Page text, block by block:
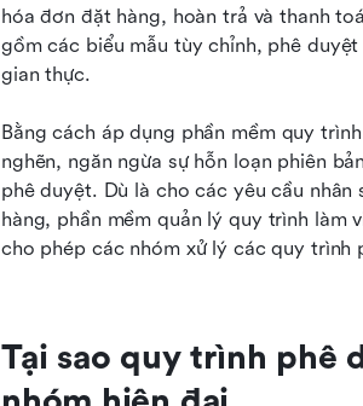
hóa đơn đặt hàng, hoàn trả và thanh
gồm các biểu mẫu tùy chỉnh, phê
gian thực.
Bằng cách áp dụng phần mềm quy
nghẽn, ngăn ngừa sự hỗn loạn phiên
phê duyệt. Dù là cho các yêu cầu
hàng, phần mềm quản lý quy trình làm
cho phép các nhóm xử lý các quy trình
Tại sao quy trình phê